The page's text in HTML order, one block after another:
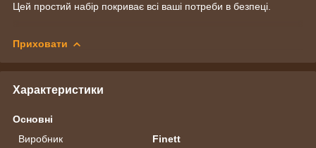
Цей простий набір покриває всі ваші потреби в безпеці.
Приховати
Характеристики
Основні
Виробник
Finett